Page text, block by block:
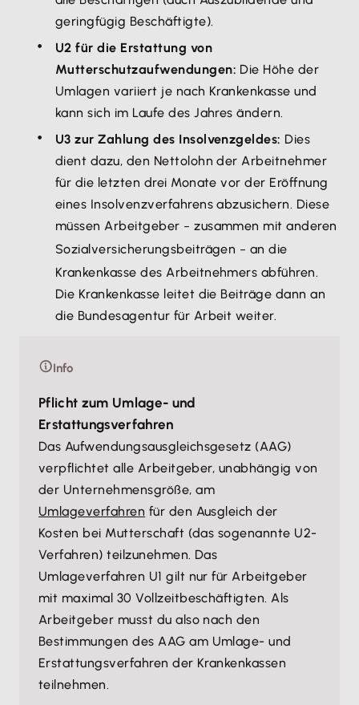
geringfügig Beschäftigte).
U2 für die Erstattung von
Mutterschutzaufwendungen: Die Höhe der
Umlagen variiert je nach Krankenkasse und
kann sich im Laufe des Jahres ändern.
U3 zur Zahlung des Insolvenzgeldes: Dies
dient dazu, den Nettolohn der Arbeitnehmer
für die letzten drei Monate vor der Eröffnung
eines Insolvenzverfahrens abzusichern. Diese
müssen Arbeitgeber – zusammen mit anderen
Sozialversicherungsbeiträgen – an die
Krankenkasse des Arbeitnehmers abführen.
Die Krankenkasse leitet die Beiträge dann an
die Bundesagentur für Arbeit weiter.
Info
Pflicht zum Umlage- und
Erstattungsverfahren
Das Aufwendungsausgleichsgesetz (AAG)
verpflichtet alle Arbeitgeber, unabhängig von
der Unternehmensgröße, am
Umlageverfahren für den Ausgleich der
Kosten bei Mutterschaft (das sogenannte U2-
Verfahren) teilzunehmen. Das
Umlageverfahren U1 gilt nur für Arbeitgeber
mit maximal 30 Vollzeitbeschäftigten. Als
Arbeitgeber musst du also nach den
Bestimmungen des AAG am Umlage- und
Erstattungsverfahren der Krankenkassen
teilnehmen.